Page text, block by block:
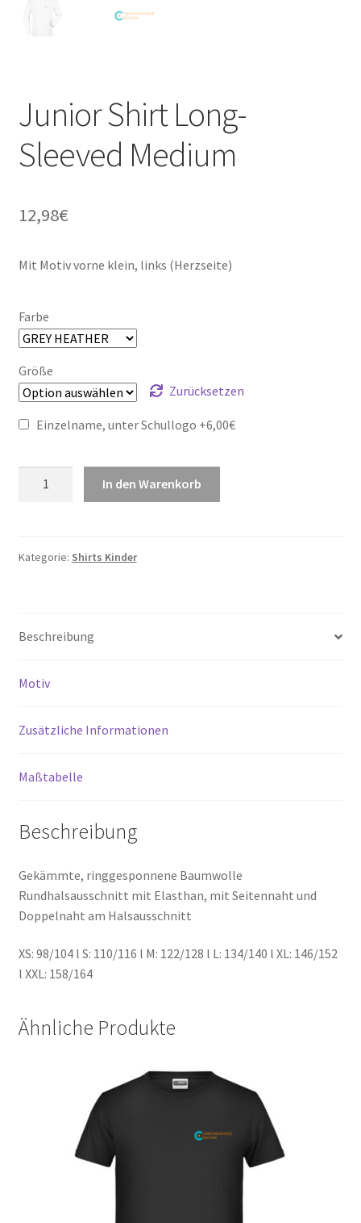
Junior Shirt Long-
Sleeved Medium
12,98€
Mit Motiv vorne klein, links (Herzseite)
Farbe
Größe
Zurücksetzen
Einzelname, unter Schullogo +6,00€
Medium
In den Warenkorb
Kategorie: Shirts Kinder
Beschreibung
Motiv
Zusätzliche Informationen
Maßtabelle
Beschreibung
Gekämmte, ringgesponnene Baumwolle
Rundhalsausschnitt mit Elasthan, mit Seitennaht und
Doppelnaht am Halsausschnitt
XS: 98/104 l S: 110/116 l M: 122/128 l L: 134/140 l XL: 146/152
l XXL: 158/164
Ähnliche Produkte